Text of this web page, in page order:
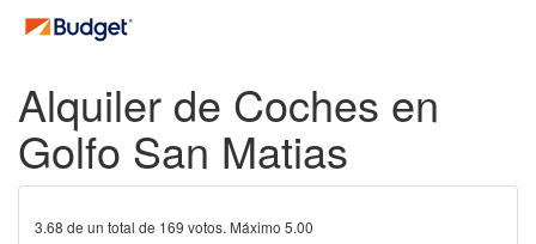
Alquiler de Coches en
Golfo San Matias
3.68 de un total de 169 votos. Máximo 5.00